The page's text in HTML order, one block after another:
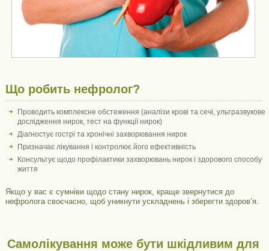
Що робить нефролог?
Проводить комплексне обстеження (аналізи крові та сечі, ультразвукове
дослідження нирок, тест на функції нирок)
Діагностує гострі та хронічні захворювання нирок
Призначає лікування і контролює його ефективність
Консультує щодо профілактики захворювань нирок і здорового способу
життя
Якщо у вас є сумніви щодо стану нирок, краще звернутися до
нефролога своєчасно, щоб уникнути ускладнень і зберегти здоров’я.
Самолікування може бути шкідливим для